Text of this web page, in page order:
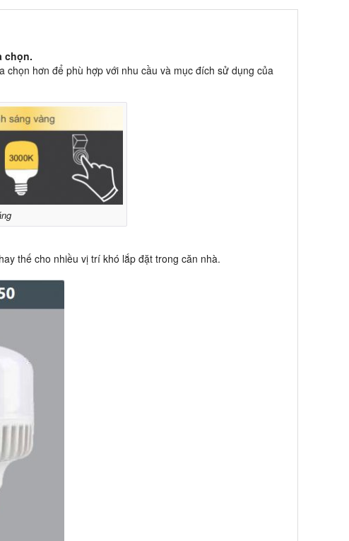
chọn.
chọn hơn để phù hợp với nhu cầu và mục đích sử dụng của
thế cho nhiều vị trí khó lắp đặt trong căn nhà.